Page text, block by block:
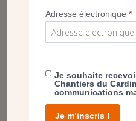
ARTICLES LIÉS
Adresse électronique*
Je souhaite
Chantiers du
communications
Je m’inscris !